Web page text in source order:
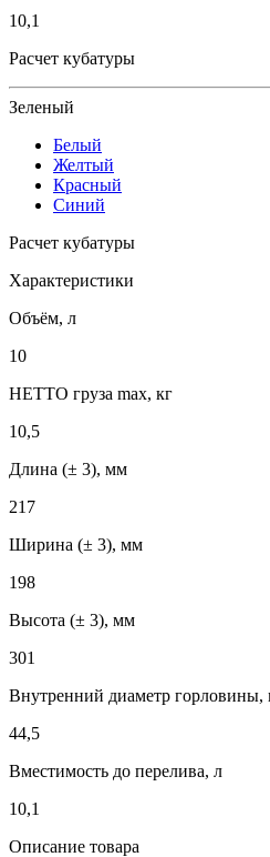
10,1
Расчет кубатуры
Зеленый
Белый
Желтый
Красный
Синий
Расчет кубатуры
Характеристики
Объём, л
10
НЕТТО груза max, кг
10,5
Длина (± 3), мм
217
Ширина (± 3), мм
198
Высота (± 3), мм
301
Внутренний диаметр горловины,
44,5
Вместимость до перелива, л
10,1
Описание товара